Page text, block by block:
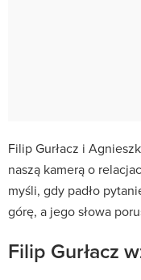
Filip Gurłacz i
naszą kamerą o
myśli, gdy padło
górę, a jego słowa
Filip Gurłacz